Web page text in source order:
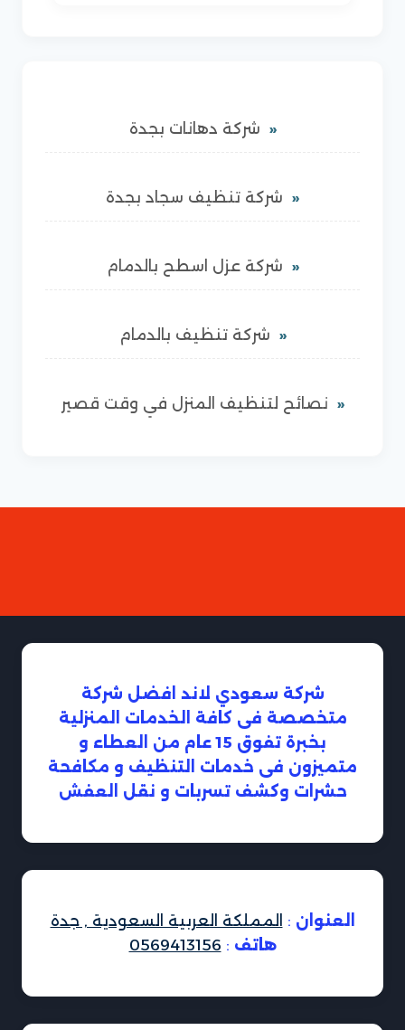
شركة دهانات بجدة
شركة تنظيف سجاد بجدة
شركة عزل اسطح بالدمام
شركة تنظيف بالدمام
نصائح لتنظيف المنزل في وقت قصير
شركة سعودي لاند افضل شركة
متخصصة فى كافة الخدمات المنزلية
بخبرة تفوق 15 عام من العطاء و
متميزون فى خدمات التنظيف و مكافحة
حشرات وكشف تسربات و نقل العفش
العنوان : المملكة العربية السعودية , جدة
هاتف :
0569413156